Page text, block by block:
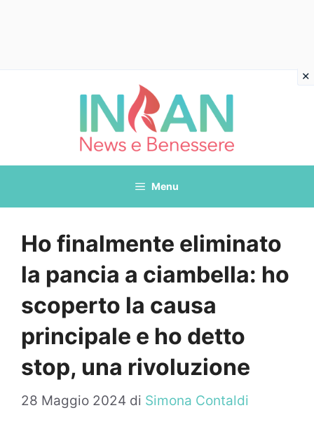
Menu
Ho finalmente eliminato
la pancia a ciambella: ho
scoperto la causa
principale e ho detto
stop, una rivoluzione
28 Maggio 2024 di Simona Contaldi